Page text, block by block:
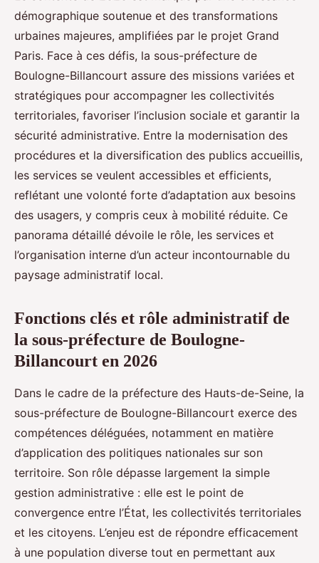
démographique soutenue et des transformations
urbaines majeures, amplifiées par le projet Grand
Paris. Face à ces défis, la sous-préfecture de
Boulogne-Billancourt assure des missions variées et
stratégiques pour accompagner les collectivités
territoriales, favoriser l’inclusion sociale et garantir la
sécurité administrative. Entre la modernisation des
procédures et la diversification des publics accueillis,
les services se veulent accessibles et efficients,
reflétant une volonté forte d’adaptation aux besoins
des usagers, y compris ceux à mobilité réduite. Ce
panorama détaillé dévoile le rôle, les services et
l’organisation interne d’un acteur incontournable du
paysage administratif local.
Fonctions clés et rôle administratif de
la sous-préfecture de Boulogne-
Billancourt en 2026
Dans le cadre de la préfecture des Hauts-de-Seine, la
sous-préfecture de Boulogne-Billancourt exerce des
compétences déléguées, notamment en matière
d’application des politiques nationales sur son
territoire. Son rôle dépasse largement la simple
gestion administrative : elle est le point de
convergence entre l’État, les collectivités territoriales
et les citoyens. L’enjeu est de répondre efficacement
à une population diverse tout en permettant aux